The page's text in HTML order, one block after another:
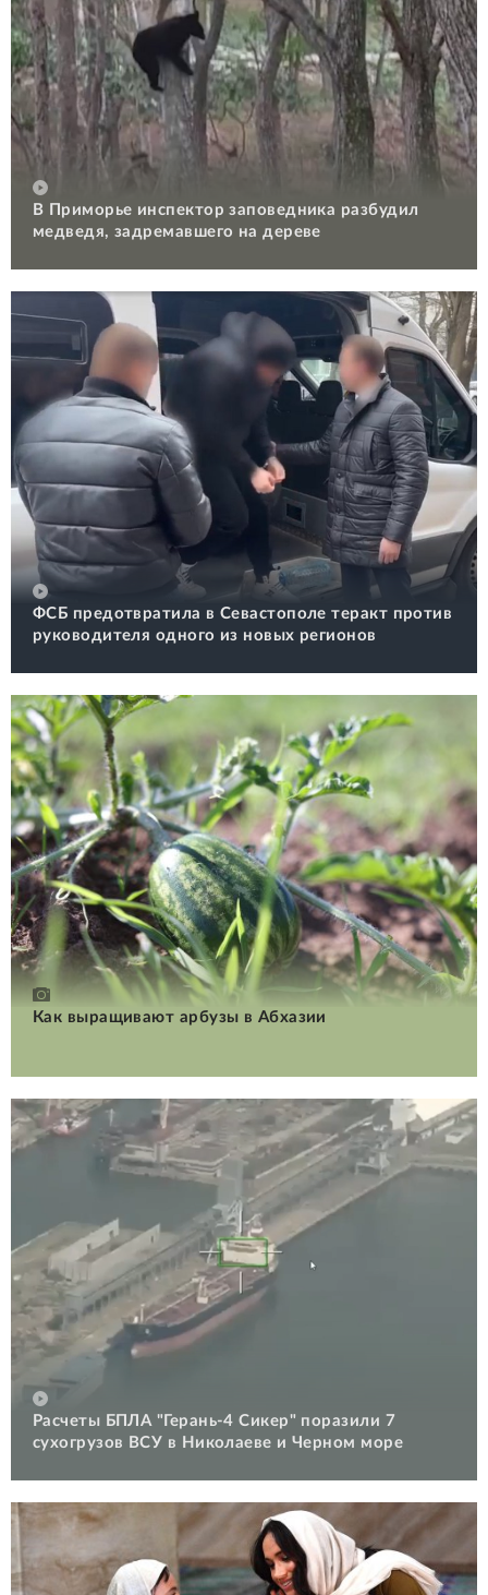
В Приморье инспектор заповедника разбудил
медведя, задремавшего на дереве
ФСБ предотвратила в Севастополе теракт против
руководителя одного из новых регионов
Как выращивают арбузы в Абхазии
Расчеты БПЛА "Герань-4 Сикер" поразили 7
сухогрузов ВСУ в Николаеве и Черном море